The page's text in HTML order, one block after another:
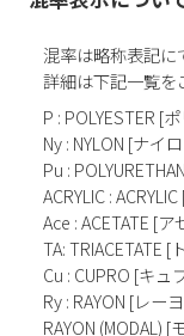
混率は略称表記に
詳細は下記一覧を
P : POLYESTER [
Ny : NYLON [ナイ
Pu :
ACRYLIC :
Ace : ACETATE [ア
TA: TRIACETATE
Cu : CUPRO [キュ
Ry : RAYON [レー
RAYON (MODAL) [